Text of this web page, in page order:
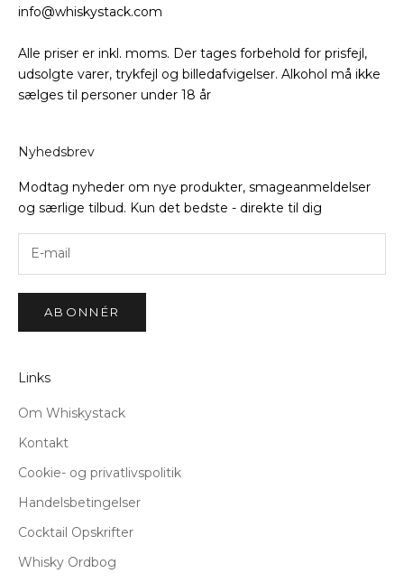
info@whiskystack.com
Alle priser er inkl. moms. Der tages forbehold for prisfejl,
udsolgte varer, trykfejl og billedafvigelser. Alkohol må ikke
sælges til personer under 18 år
Nyhedsbrev
Modtag nyheder om nye produkter, smageanmeldelser
og særlige tilbud. Kun det bedste - direkte til dig
ABONNÉR
Links
Om Whiskystack
Kontakt
Cookie- og privatlivspolitik
Handelsbetingelser
Cocktail Opskrifter
Whisky Ordbog